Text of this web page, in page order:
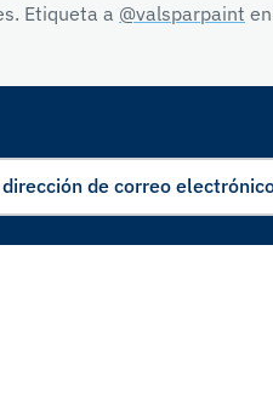
Etiqueta a @valsparpaint